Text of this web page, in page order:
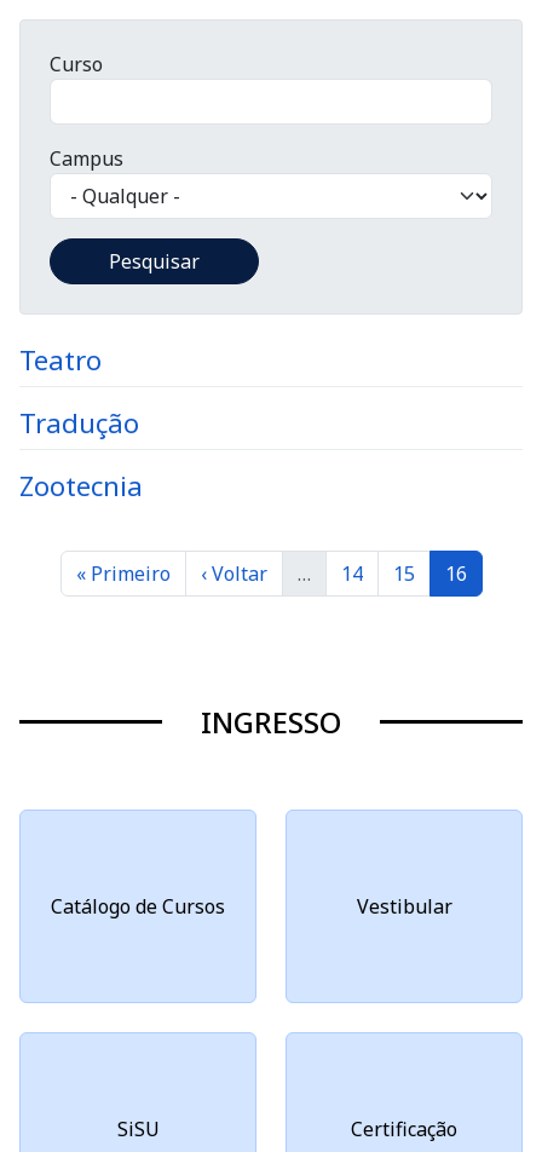
Curso
Campus
Teatro
Tradução
Zootecnia
Paginação
Primeira página
« Primeiro Página anterior
‹ Voltar … Página
14 Página
15 Página
16
INGRESSO
Catálogo de Cursos Vestibular
SiSU Certificação